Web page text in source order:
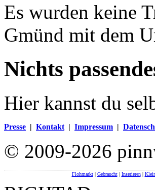
Es wurden keine
Gmünd mit dem
Nichts
Hier kannst du
Presse | Kontakt | Impressum |
© 2009-2026
Flohmarkt| Gebraucht| Inserieren|